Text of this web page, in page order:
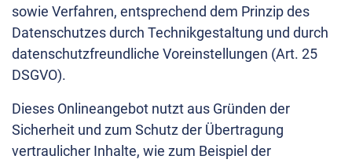
sowie Verfahren, entsprechend dem Prinzip des
Datenschutzes durch Technikgestaltung und durch
datenschutzfreundliche Voreinstellungen (Art. 25
DSGVO).
Dieses Onlineangebot nutzt aus Gründen der
Sicherheit und zum Schutz der Übertragung
vertraulicher Inhalte, wie zum Beispiel der